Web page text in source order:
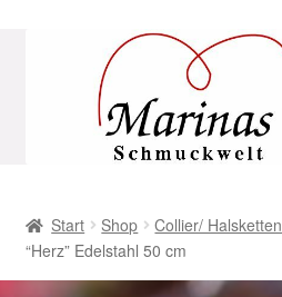
Navigation
AGB
Start Shop Collier/ Halsketten
“Herz” Edelstahl 50 cm